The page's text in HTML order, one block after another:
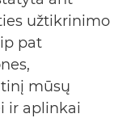
užtikrinimo
pat
mūsų
ir aplinkai